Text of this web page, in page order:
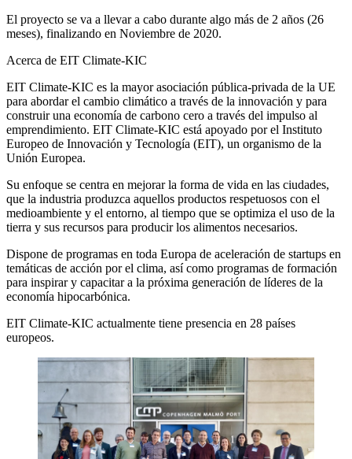
El proyecto se va a llevar a cabo durante algo más de 2 años (26
meses), finalizando en Noviembre de 2020.
Acerca de EIT Climate-KIC
EIT Climate-KIC es la mayor asociación pública-privada de la UE
para abordar el cambio climático a través de la innovación y para
construir una economía de carbono cero a través del impulso al
emprendimiento. EIT Climate-KIC está apoyado por el Instituto
Europeo de Innovación y Tecnología (EIT), un organismo de la
Unión Europea.
Su enfoque se centra en mejorar la forma de vida en las ciudades,
que la industria produzca aquellos productos respetuosos con el
medioambiente y el entorno, al tiempo que se optimiza el uso de la
tierra y sus recursos para producir los alimentos necesarios.
Dispone de programas en toda Europa de aceleración de startups en
temáticas de acción por el clima, así como programas de formación
para inspirar y capacitar a la próxima generación de líderes de la
economía hipocarbónica.
EIT Climate-KIC actualmente tiene presencia en 28 países
europeos.